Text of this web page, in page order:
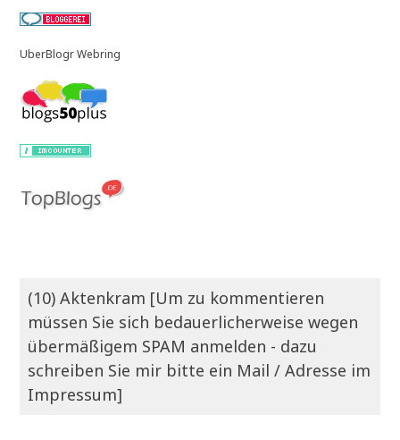
UberBlogr Webring
(10) Aktenkram [Um zu kommentieren
müssen Sie sich bedauerlicherweise wegen
übermäßigem SPAM anmelden - dazu
schreiben Sie mir bitte ein Mail / Adresse im
Impressum]